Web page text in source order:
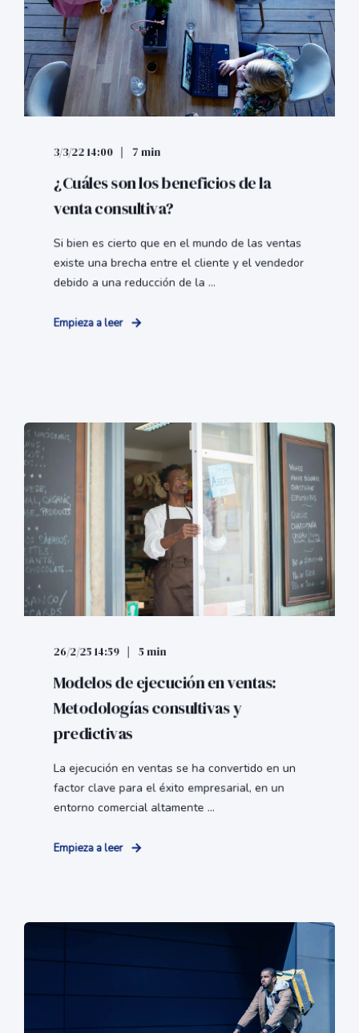
3/3/22 14:00 7 min
¿Cuáles son los beneficios de la
venta consultiva?
Si bien es cierto que en el mundo de las ventas
existe una brecha entre el cliente y el vendedor
debido a una reducción de la ...
Empieza a leer
26/2/25 14:59 5 min
Modelos de ejecución en ventas:
Metodologías consultivas y
predictivas
La ejecución en ventas se ha convertido en un
factor clave para el éxito empresarial, en un
entorno comercial altamente ...
Empieza a leer